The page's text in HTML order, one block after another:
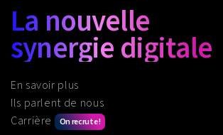
La nouvelle
synergie digitale
En savoir plus
Ils parlent de nous
Carrière
On recrute !